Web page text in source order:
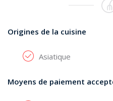
Origines de la cuisine
Asiatique
Moyens de paiement